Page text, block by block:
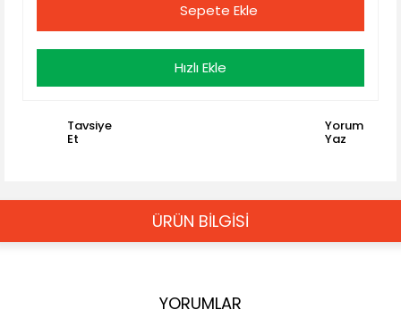
Sepete Ekle
Hızlı Ekle
Tavsiye
Et
Yorum
Yaz
ÜRÜN BİLGİSİ
YORUMLAR